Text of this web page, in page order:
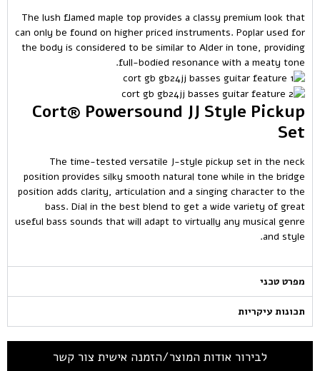
The lush flamed maple top provides a classy premium look that
can only be found on higher priced instruments. Poplar used for
the body is considered to be similar to Alder in tone, providing
full-bodied resonance with a meaty tone.
Cort® Powersound JJ Style Pickup
Set
The time-tested versatile J-style pickup set in the neck
position provides silky smooth natural tone while in the bridge
position adds clarity, articulation and a singing character to the
bass. Dial in the best blend to get a wide variety of great
useful bass sounds that will adapt to virtually any musical genre
and style.
מפרט טכני
תכונות עיקריות
לבירור אודות המוצר/הזמנה אישית צור קשר